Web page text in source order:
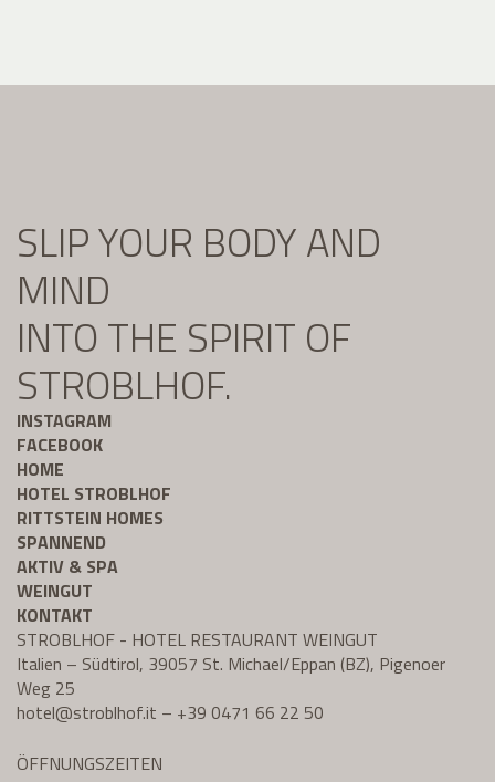
SLIP YOUR BODY AND
MIND
INTO THE SPIRIT OF
STROBLHOF.
INSTAGRAM
FACEBOOK
HOME
HOTEL STROBLHOF
RITTSTEIN HOMES
SPANNEND
AKTIV & SPA
WEINGUT
KONTAKT
STROBLHOF - HOTEL RESTAURANT WEINGUT
Italien – Südtirol, 39057 St. Michael/Eppan (BZ), Pigenoer
Weg 25
hotel@stroblhof.it – +39 0471 66 22 50
ÖFFNUNGSZEITEN